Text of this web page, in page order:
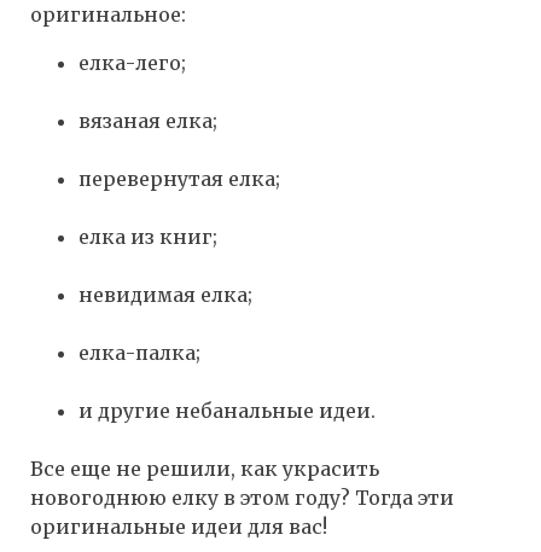
оригинальное:
елка-лего;
вязаная елка;
перевернутая елка;
елка из книг;
невидимая елка;
елка-палка;
и другие небанальные идеи.
Все еще не решили, как украсить
новогоднюю елку в этом году? Тогда эти
оригинальные идеи для вас!